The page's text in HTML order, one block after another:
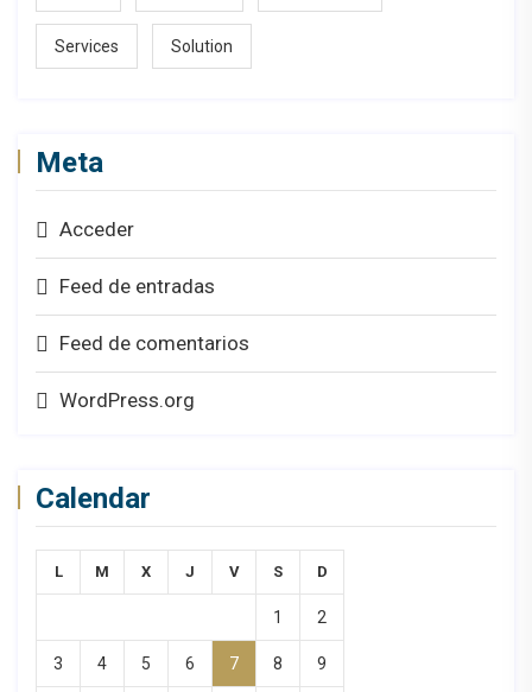
Services Solution
Meta
Acceder
Feed de entradas
Feed de comentarios
WordPress.org
Calendar
L M X J V S D
1 2
3 4 5 6 7 8 9